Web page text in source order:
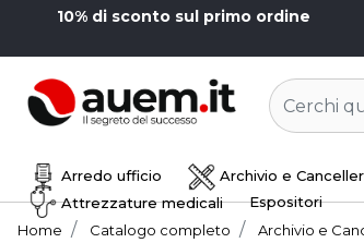
10% di sconto sul primo ordine
Arredo ufficio Archivio e
Attrezzature medicali
Espositori
Home
Catalogo completo Archivio e